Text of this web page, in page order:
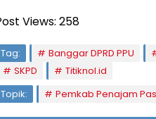
Views: 258
Tag: Banggar DPRD PPU
SKPD
Titiknol.id
Topik:
Pemkab Penajam